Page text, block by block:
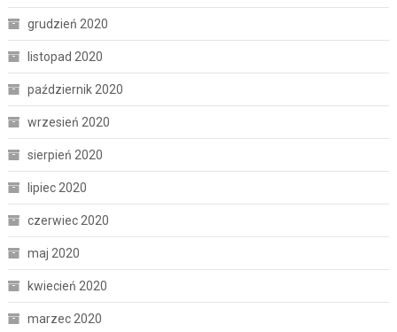
grudzień 2020
listopad 2020
październik 2020
wrzesień 2020
sierpień 2020
lipiec 2020
czerwiec 2020
maj 2020
kwiecień 2020
marzec 2020